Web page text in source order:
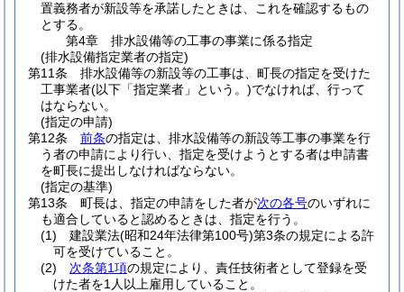
置義務者が新設等を承諾したときは、これを確認するもの
とする。
第4章
排水設備等の工事の事業に係る指定
(排水設備指定業者の指定)
第11条
排水設備等の新設等の工事は、町長の指定を受けた
工事業者(以下「指定業者」という。)でなければ、行って
はならない。
(指定の申請)
第12条
前条の指定は、排水設備等の新設等工事の事業を行
う者の申請により行い、指定を受けようとする者は申請書
を町長に提出しなければならない。
(指定の基準)
第13条
町長は、指定の申請をした者が次の各号のいずれに
も適合していると認めるときは、指定を行う。
(1)
建設業法(昭和24年法律第100号)第3条の規定による許
可を受けていること。
(2)
次条第1項の規定により、責任技術者として登録を受
けた者を1人以上雇用していること。